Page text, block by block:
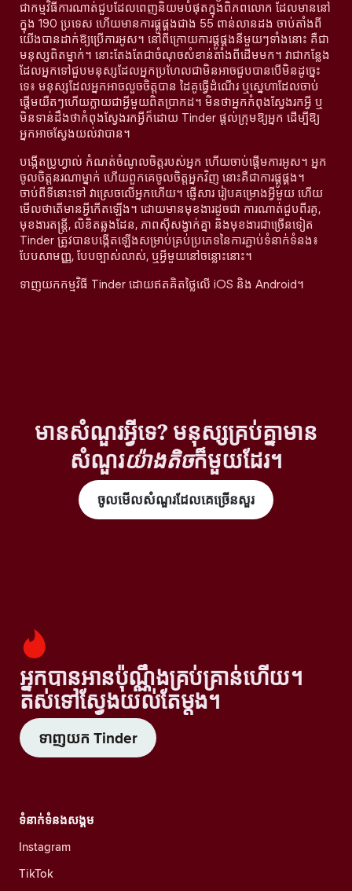
ជាកម្មវិធីការណាត់ជួបដែលពេញនិយមបំផុតក្នុងពិភពលោក ដែលមាននៅ
ក្នុង 190 ប្រទេស ហើយមានការផ្គូផ្គងជាង 55 ពាន់លានដង ចាប់តាំងពី
យើងបានដាក់ឱ្យប្រើការអូស។ នៅពីក្រោយការផ្គូផ្គងនីមួយៗទាំងនោះ គឺជា
មនុស្សពិតម្នាក់។ នោះតែងតែជាចំណុចសំខាន់តាំងពីដើមមក។ វាជាកន្លែង
ដែលអ្នកទៅជួបមនុស្សដែលអ្នកប្រហែលជាមិនអាចជួបបានបើមិនដូច្នេះ
ទេ៖ មនុស្សដែលអ្នកអាចលួចចិត្តបាន ដៃគូធ្វើដំណើរ ឬស្នេហាដែលចាប់
ផ្តើមយឺតៗហើយក្លាយជាអ្វីមួយពិតប្រាកដ។ មិនថាអ្នកកំពុងស្វែងរកអ្វី ឬ
មិនទាន់ដឹងថាកំពុងស្វែងរកអ្វីក៏ដោយ Tinder ផ្តល់ក្រុមឱ្យអ្នក ដើម្បីឱ្យ
អ្នកអាចស្វែងយល់វាបាន។
បង្កើតប្រូហ្វាល់ កំណត់ចំណូលចិត្តរបស់អ្នក ហើយចាប់ផ្តើមការអូស។ អ្នក
ចូលចិត្តនរណាម្នាក់ ហើយពួកគេចូលចិត្តអ្នកវិញ នោះគឺជាការផ្គូផ្គង។
ចាប់ពីទីនោះទៅ វាស្រេចលើអ្នកហើយ។ ផ្ញើសារ រៀបគម្រោងអ្វីមួយ ហើយ
មើលថាតើមានអ្វីកើតឡើង។ ដោយមានមុខងារដូចជា ការណាត់ជួបពីរគូ,
មុខងារតន្រ្តី, លិខិតឆ្លងដែន, ភាពស៊ីសង្វាក់គ្នា និងមុខងារជាច្រើនទៀត
Tinder ត្រូវបានបង្កើតឡើងសម្រាប់គ្រប់ប្រភេទនៃការភ្ជាប់ទំនាក់ទំនង៖
បែបសាមញ្ញ, បែបច្បាស់លាស់, ឬអ្វីមួយនៅចន្លោះនោះ។
ទាញយកកម្មវិធី Tinder ដោយឥតគិតថ្លៃលើ iOS និង Android។
មានសំណួរអ្វីទេ? មនុស្សគ្រប់គ្នាមាន
សំណួរយ៉ាងតិចក៏មួយដែរ។
ចូលមើលសំណួរដែលគេច្រើនសួរ
អ្នកបានអានប៉ុណ្ណឹងគ្រប់គ្រាន់ហើយ។
តស់ទៅស្វែងយល់តែម្តង។
ទាញយក Tinder
ទំនាក់ទំនងសង្គម
Instagram
TikTok